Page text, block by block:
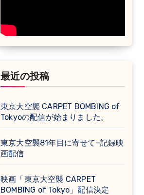
最近の投稿
東京大空襲 CARPET BOMBING of
Tokyoの配信が始まりました。
東京大空襲81年目に寄せて–記録映
画配信
映画「東京大空襲 CARPET
BOMBING of Tokyo」配信決定